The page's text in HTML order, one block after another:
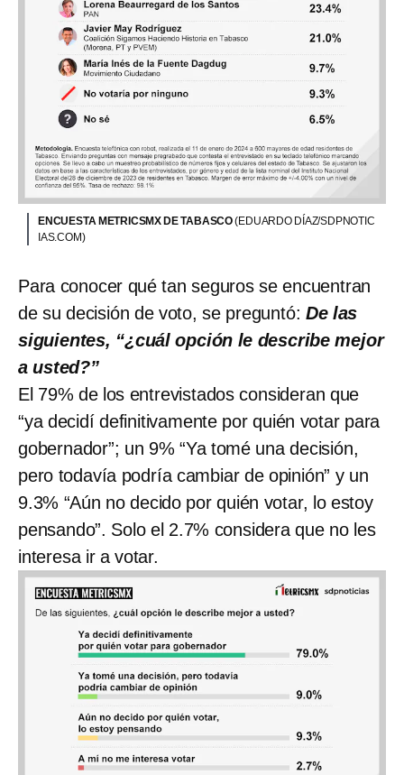
ENCUESTA METRICSMX DE TABASCO(EDUARDO DÍAZ/SDPNOTIC
IAS.COM)
Para conocer qué tan seguros se encuentran
de su decisión de voto, se preguntó: De las
siguientes, “¿cuál opción le describe mejor
a usted?”
El 79% de los entrevistados consideran que
“ya decidí definitivamente por quién votar para
gobernador”; un 9% “Ya tomé una decisión,
pero todavía podría cambiar de opinión” y un
9.3% “Aún no decido por quién votar, lo estoy
pensando”. Solo el 2.7% considera que no les
interesa ir a votar.